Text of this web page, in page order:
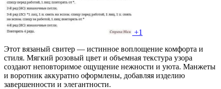
+1
Этот вязаный свитер — истинное воплощение комфорта и
стиля. Мягкий розовый цвет и объемная текстура узора
создают неповторимое ощущение нежности и уюта. Манжеты
и воротник аккуратно оформлены, добавляя изделию
завершенности и элегантности.